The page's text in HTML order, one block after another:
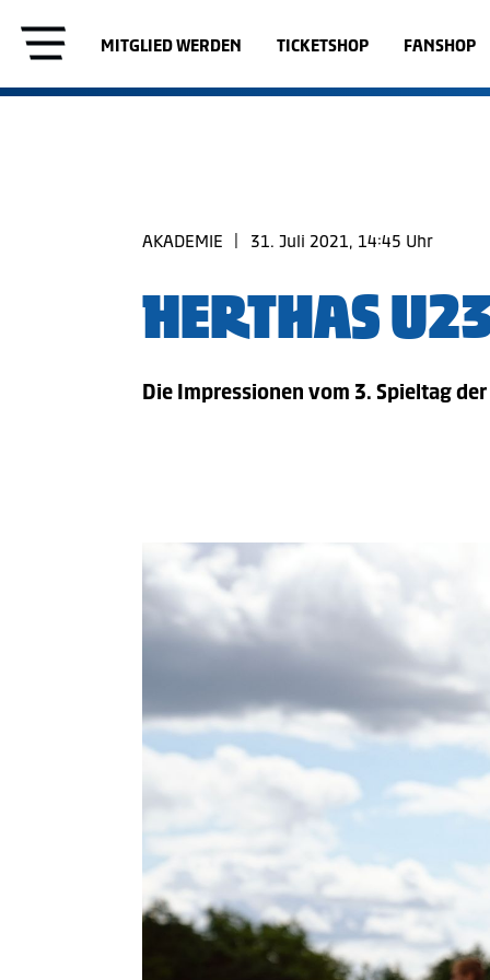
MITGLIED WERDEN TICKETSHOP FANSHOP
AKADEMIE 31. Juli 2021, 14:45 Uhr
HERTHAS
Die Impressionen vom 3. Spieltag